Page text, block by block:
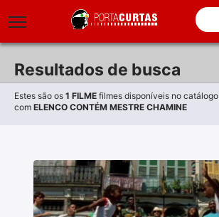
Resultados de busca
Estes são os 1 FILME filmes disponíveis no catálogo
com ELENCO CONTÉM MESTRE CHAMINE